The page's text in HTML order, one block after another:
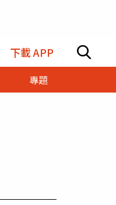
下載 APP
專題